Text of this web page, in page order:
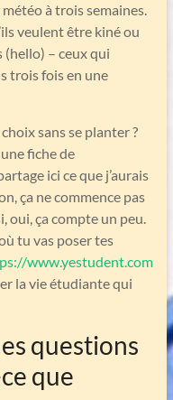
à trois semaines.
veulent être kiné ou
(hello) – ceux qui
trois fois en une
sans se planter ?
fiche de
ici ce que j’aurais
ça ne commence pas
oui, ça compte un peu.
tu vas poser tes
www.yestudent.com
la vie étudiante qui
questions
que